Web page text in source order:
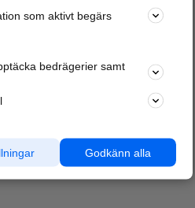
som aktivt begärs
bedrägerier samt
Godkänn alla